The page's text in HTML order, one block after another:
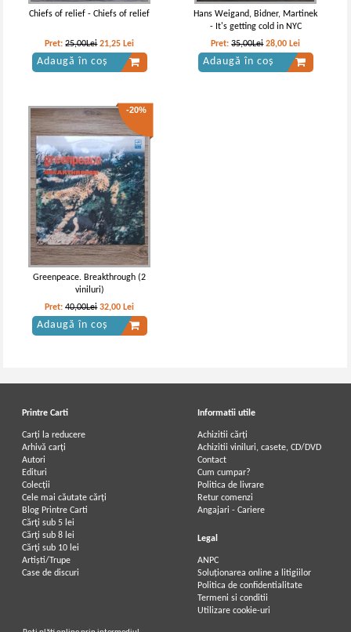
Chiefs of relief - Chiefs of relief
Pret:25,00Lei 21,25 Lei
Adaugă în coș
Hans Weigand, Bidner, Martinek
- It's getting cold in NYC
Pret:35,00Lei 28,00 Lei
Adaugă în coș
-20%
Greenpeace. Breakthrough (2
viniluri)
Pret:40,00Lei 32,00 Lei
Adaugă în coș
Printre Carti
Carți la reducere
Arhivă carți
Autori
Edituri
Colecții
Cele mai căutate cărți
Blog Printre Carti
Cărţi sub 5 lei
Cărţi sub 8 lei
Cărţi sub 10 lei
Artiști/Trupe
Case de discuri
Informatii utile
Achizitii cărți
Achizitii viniluri, casete, CD/DVD
Contact
Cum cumpar?
Politica de livrare
Retur comenzi
Angajari - Cariere
Legal
ANPC
Soluționarea online a litigiilor
Politica de confidentialitate
Termeni si conditii
Utilizare cookie-uri